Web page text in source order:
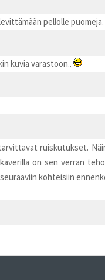
pellolle puomeja.
kuvia varastoon..
ruiskutukset.
on sen verran
kohteisiin